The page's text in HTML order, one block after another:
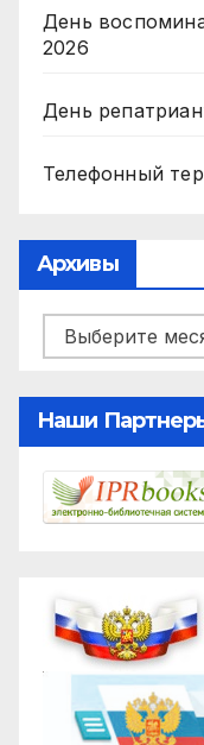
День
2026
День
Телефонный
Архивы
Архивы
Наши